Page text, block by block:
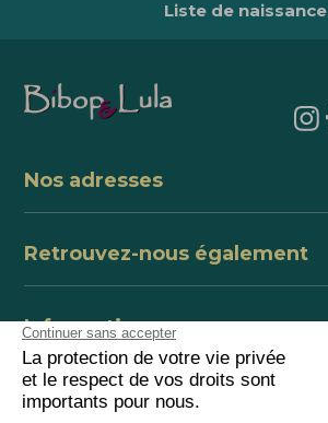
Liste de naissance
Nos adresses
Retrouvez-nous également
Informations
centre de support